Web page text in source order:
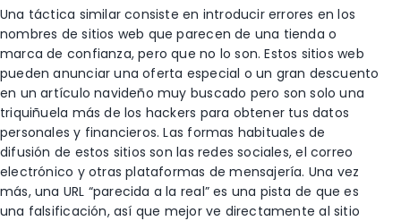
Una táctica similar consiste en introducir errores en los
nombres de sitios web que parecen de una tienda o
marca de confianza, pero que no lo son. Estos sitios web
pueden anunciar una oferta especial o un gran descuento
en un artículo navideño muy buscado pero son solo una
triquiñuela más de los hackers para obtener tus datos
personales y financieros. Las formas habituales de
difusión de estos sitios son las redes sociales, el correo
electrónico y otras plataformas de mensajería. Una vez
más, una URL “parecida a la real” es una pista de que es
una falsificación, así que mejor ve directamente al sitio